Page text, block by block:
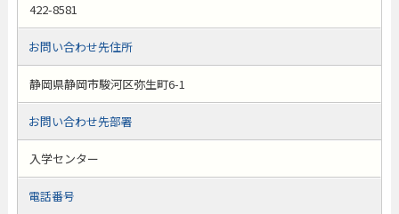
422-8581
お問い合わせ先住所
静岡県静岡市駿河区弥生町6-1
お問い合わせ先部署
入学センター
電話番号